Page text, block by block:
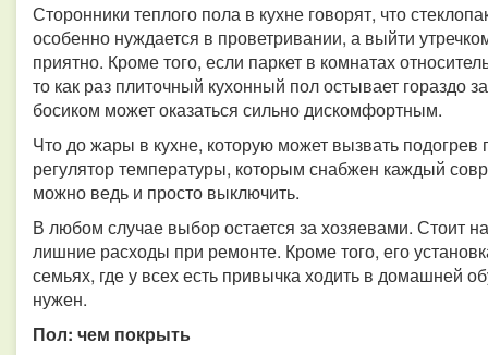
Сторонники теплого пола в кухне говорят, что
особенно нуждается в проветривании, а выйти
приятно. Кроме того, если паркет в комнатах
то как раз плиточный кухонный пол остывает гораздо
босиком может оказаться сильно дискомфортным.
Что до жары в кухне, которую может вызвать подогрев
регулятор температуры, которым снабжен каждый
можно ведь и просто выключить.
В любом случае выбор остается за хозяевами. Стоит
лишние расходы при ремонте. Кроме того, его
семьях, где у всех есть привычка ходить в домашней
нужен.
Пол: чем покрыть